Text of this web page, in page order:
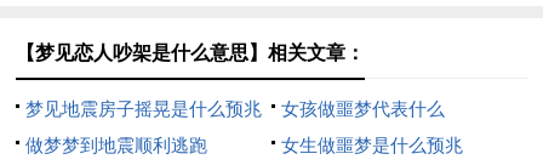
【梦见恋人吵架是什么意思】相关文章：
梦见地震房子摇晃是什么预兆
女孩做噩梦代表什么
做梦梦到地震顺利逃跑
女生做噩梦是什么预兆